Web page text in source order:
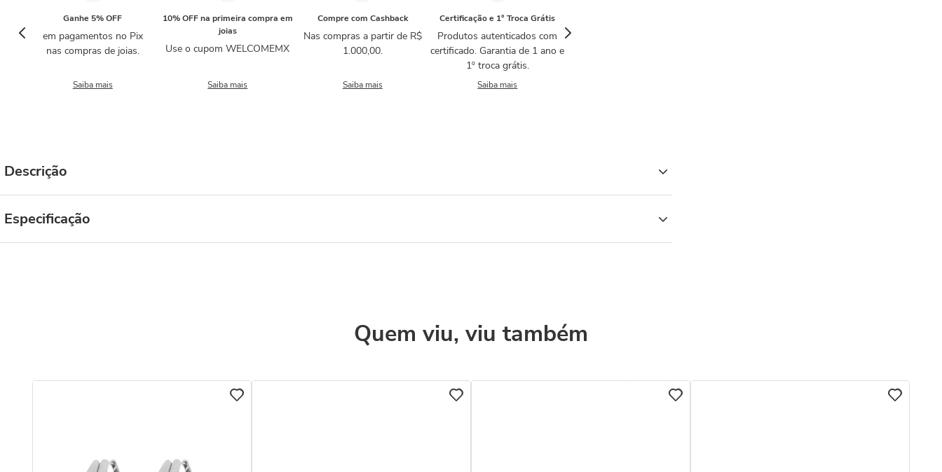
Ganhe 5% OFF
em pagamentos no Pix
nas compras de joias.
Saiba mais
10% OFF na primeira compra em
joias
Use o cupom WELCOMEMX
Saiba mais
Compre com Cashback
Nas compras a partir de R$
1.000,00.
Saiba mais
Certificação e 1° Troca Grátis
Produtos autenticados com
certificado. Garantia de 1 ano e
1º troca grátis.
Saiba mais
Descrição
Especificação
Quem viu, viu também